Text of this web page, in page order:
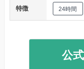
特徴 24時間
公